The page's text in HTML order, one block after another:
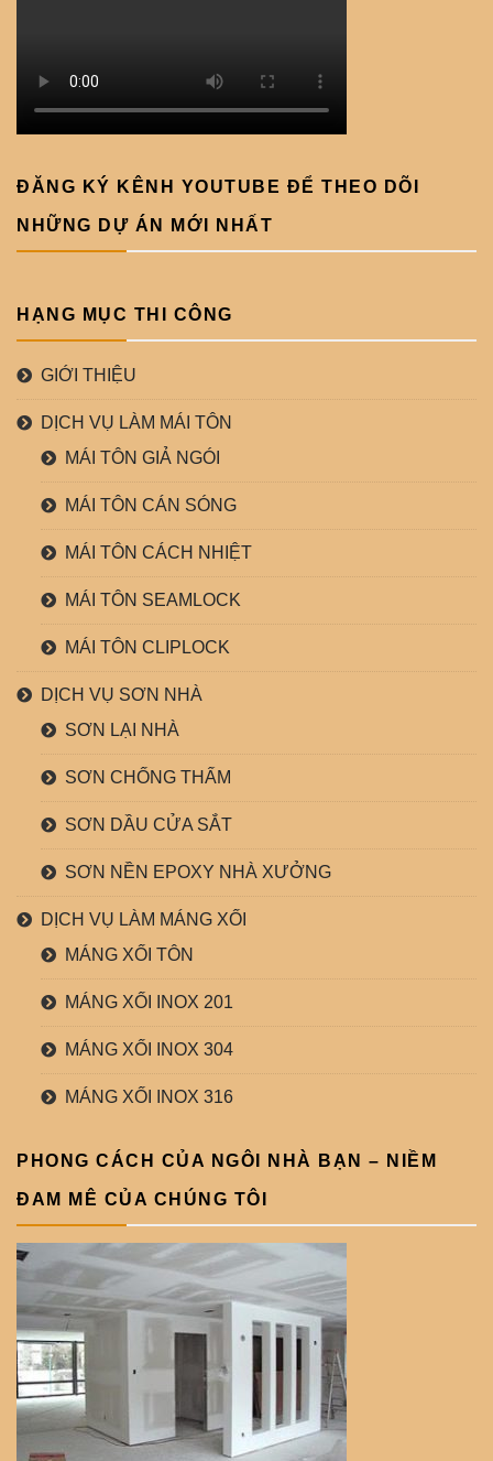
ĐĂNG KÝ KÊNH YOUTUBE ĐỂ THEO DÕI
NHỮNG DỰ ÁN MỚI NHẤT
HẠNG MỤC THI CÔNG
GIỚI THIỆU
DỊCH VỤ LÀM MÁI TÔN
MÁI TÔN GIẢ NGÓI
MÁI TÔN CÁN SÓNG
MÁI TÔN CÁCH NHIỆT
MÁI TÔN SEAMLOCK
MÁI TÔN CLIPLOCK
DỊCH VỤ SƠN NHÀ
SƠN LẠI NHÀ
SƠN CHỐNG THẤM
SƠN DẦU CỬA SẮT
SƠN NỀN EPOXY NHÀ XƯỞNG
DỊCH VỤ LÀM MÁNG XỐI
MÁNG XỐI TÔN
MÁNG XỐI INOX 201
MÁNG XỐI INOX 304
MÁNG XỐI INOX 316
PHONG CÁCH CỦA NGÔI NHÀ BẠN – NIỀM
ĐAM MÊ CỦA CHÚNG TÔI